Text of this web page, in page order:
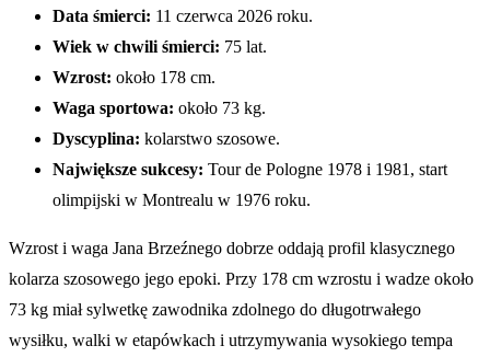
Data śmierci: 11 czerwca 2026 roku.
Wiek w chwili śmierci: 75 lat.
Wzrost: około 178 cm.
Waga sportowa: około 73 kg.
Dyscyplina: kolarstwo szosowe.
Największe sukcesy: Tour de Pologne 1978 i 1981, start
olimpijski w Montrealu w 1976 roku.
Wzrost i waga Jana Brzeźnego dobrze oddają profil klasycznego
kolarza szosowego jego epoki. Przy 178 cm wzrostu i wadze około
73 kg miał sylwetkę zawodnika zdolnego do długotrwałego
wysiłku, walki w etapówkach i utrzymywania wysokiego tempa